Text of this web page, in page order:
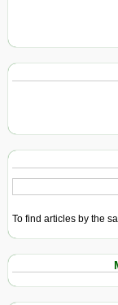
To find articles by the